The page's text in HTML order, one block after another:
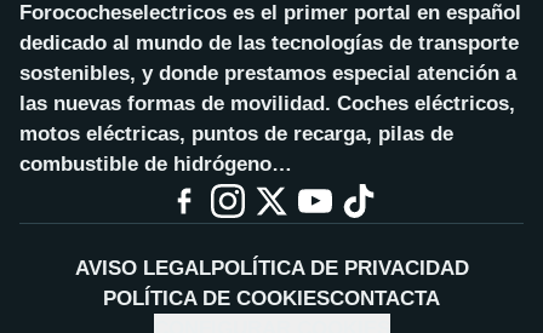
Forococheselectricos es el primer portal en español
dedicado al mundo de las tecnologías de transporte
sostenibles, y donde prestamos especial atención a
las nuevas formas de movilidad. Coches eléctricos,
motos eléctricas, puntos de recarga, pilas de
combustible de hidrógeno…
AVISO LEGALPOLÍTICA DE PRIVACIDAD
POLÍTICA DE COOKIESCONTACTA